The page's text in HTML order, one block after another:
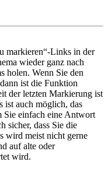
markieren“-Links in der
wieder ganz nach
holen. Wenn Sie den
ist die Funktion
der letzten Markierung ist
ist auch möglich, das
Sie einfach eine Antwort
sicher, dass Sie die
wird meist nicht gerne
auf alte oder
wird.